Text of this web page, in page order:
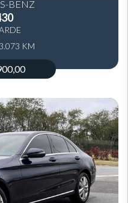
BENZ
KM